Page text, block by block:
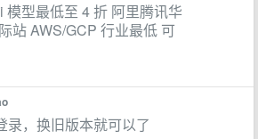
型最低至 4 折 阿里腾讯华
站 AWS/GCP 行业最低 可
录，换旧版本就可以了